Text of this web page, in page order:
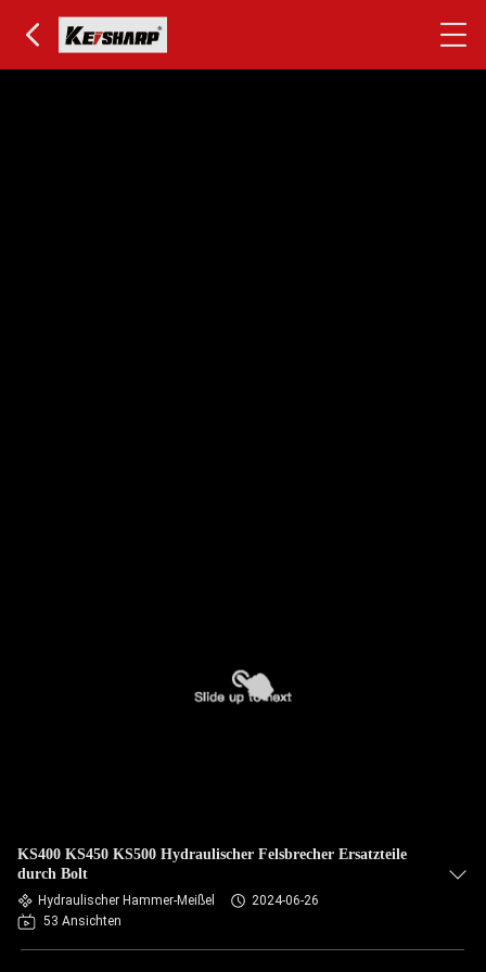
KS400 KS450 KS500 Hydraulischer Felsbrecher Ersatzteile
durch Bolt
Hydraulischer Hammer-Meißel
2024-06-26
53 Ansichten